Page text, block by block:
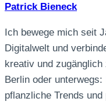
Patrick Bieneck
Ich bewege mich seit
Digitalwelt und
kreativ und
Berlin oder
pflanzliche Trends